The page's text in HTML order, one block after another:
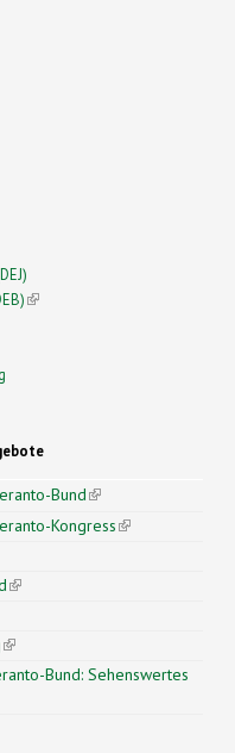
(link is external)
Bund(link is
external)
Kongress(link is
external)
(link is external)
external)
(link is external)
Bund: Sehenswertes